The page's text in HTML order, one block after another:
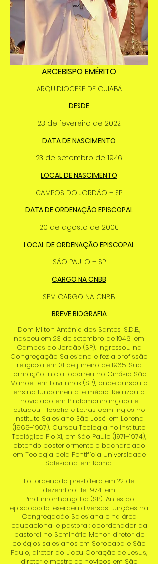
ARCEBISPO EMÉRITO
ARQUIDIOCESE DE CUIABÁ
DESDE
23 de fevereiro de 2022
DATA DE NASCIMENTO
23 de setembro de 1946
LOCAL DE NASCIMENTO
CAMPOS DO JORDÃO – SP
DATA DE ORDENAÇÃO EPISCOPAL
20 de agosto de 2000
LOCAL DE ORDENAÇÃO EPISCOPAL
SÃO PAULO – SP
CARGO NA CNBB
SEM CARGO NA CNBB
BREVE BIOGRAFIA
Dom Milton Antônio dos Santos, S.D.B.,
nasceu em 23 de setembro de 1946, em
Campos do Jordão (SP). Ingressou na
Congregação Salesiana e fez a profissão
religiosa em 31 de janeiro de 1965. Sua
formação inicial ocorreu no Ginásio São
Manoel, em Lavrinhas (SP), onde cursou o
ensino fundamental e médio. Realizou o
noviciado em Pindamonhangaba e
estudou Filosofia e Letras com Inglês no
Instituto Salesiano São José, em Lorena
(1965–1967). Cursou Teologia no Instituto
Teológico Pio XI, em São Paulo (1971–1974),
obtendo posteriormente o bacharelado
em Teologia pela Pontifícia Universidade
Salesiana, em Roma.
Foi ordenado presbítero em 22 de
dezembro de 1974, em
Pindamonhangaba (SP). Antes do
episcopado, exerceu diversas funções na
Congregação Salesiana e na área
educacional e pastoral: coordenador da
pastoral no Seminário Menor, diretor de
colégios salesianos em Sorocaba e São
Paulo, diretor do Liceu Coração de Jesus,
diretor e mestre de noviços em São